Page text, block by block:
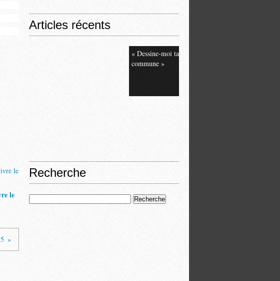
le
Articles récents
« Dessine-moi ta
commune »
Recherche